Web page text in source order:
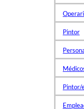
Pintor
Pintor/